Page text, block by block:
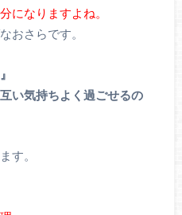
になりますよね。
おさらです。
い気持ちよく過ごせるの
す。